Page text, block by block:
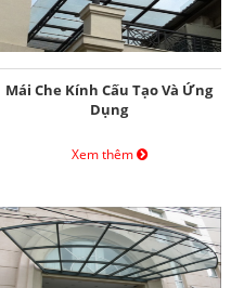
Mái Che Kính Cấu Tạo Và Ứng
Dụng
Xem thêm